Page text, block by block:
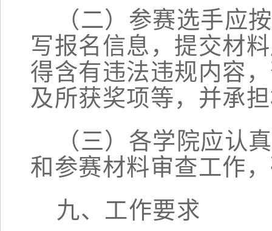
（二）参赛选手应
写报名信息，提交材
得含有违法违规内容
及所获奖项等，并承
（三）各学院应认
和参赛材料审查工作
九、工作要求